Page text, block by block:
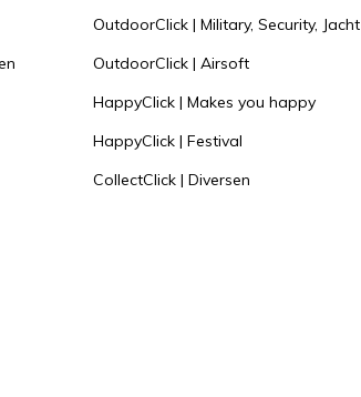
OutdoorClick | Military, Security, Jacht
OutdoorClick | Airsoft
HappyClick | Makes you happy
HappyClick | Festival
CollectClick | Diversen